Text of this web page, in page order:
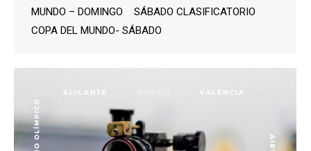
MUNDO – DOMINGO SÁBADO CLASIFICATORIO
COPA DEL MUNDO- SÁBADO